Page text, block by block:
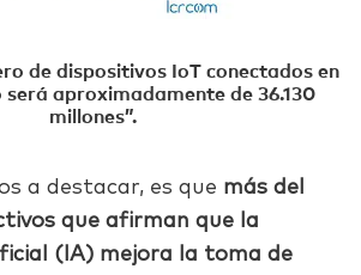
de dispositivos IoT conectados en
será aproximadamente de 36.130
millones”.
a destacar, es que más del
que afirman que la
(IA) mejora la toma de